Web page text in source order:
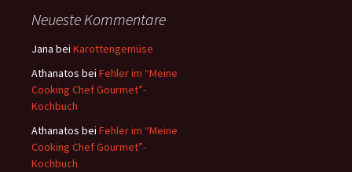
n
a
h
:
Neueste Kommentare
Jana bei Karottengemüse
Athanatos bei Fehler im “Meine
Cooking Chef Gourmet”-
Kochbuch
Athanatos bei Fehler im “Meine
Cooking Chef Gourmet”-
Kochbuch